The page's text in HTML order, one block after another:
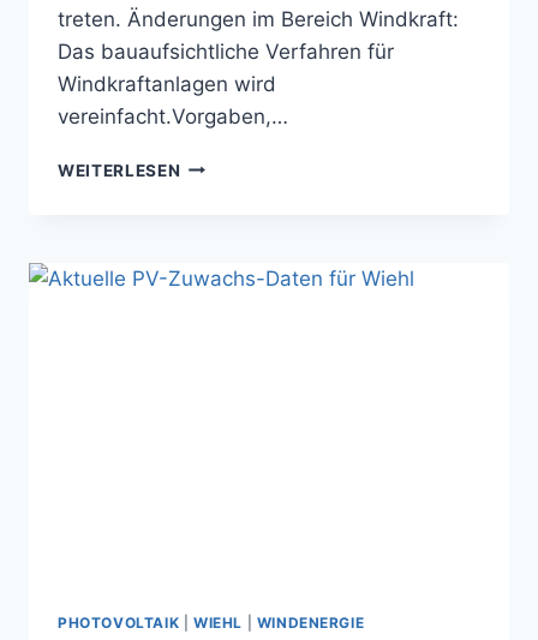
treten. Änderungen im Bereich Windkraft:
Das bauaufsichtliche Verfahren für
Windkraftanlagen wird
vereinfacht.Vorgaben,…
WEITERLESEN LANDESBAUORDNUNG
PHOTOVOLTAIK WIEHL WINDENERGIE